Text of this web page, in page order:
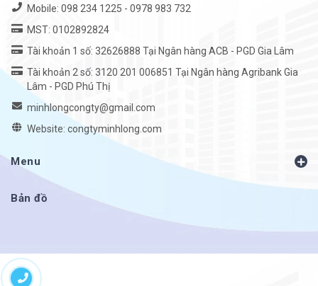
Mobile: 098 234 1225 - 0978 983 732
MST: 0102892824
Tài khoản 1 số: 32626888 Tại Ngân hàng ACB - PGD Gia Lâm
Tài khoản 2 số: 3120 201 006851 Tại Ngân hàng Agribank Gia
Lâm - PGD Phú Thị
minhlongcongty@gmail.com
Website: congtyminhlong.com
Menu
Bản đồ